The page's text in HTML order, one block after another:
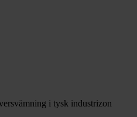
i tysk industrizon